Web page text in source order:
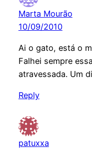
Marta Mourão
10/09/2010
Ai o gato, está o
Falhei sempre
atravessada. Um
Reply
patuxxa